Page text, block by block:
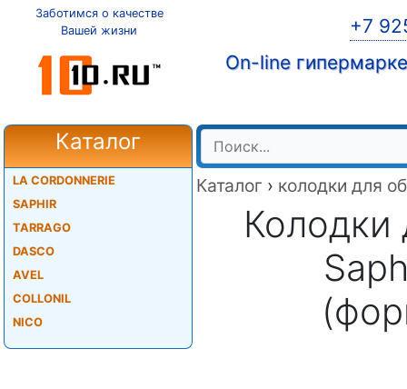
Заботимся о качестве
Вашей жизни
+7
On-line
Каталог
LA CORDONNERIE
SAPHIR
TARRAGO
DASCO
AVEL
COLLONIL
NICO
Каталог › колодки для
Колодки